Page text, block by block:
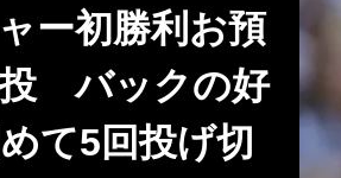
ー初勝利お預
投 バックの好
て5回投げ切